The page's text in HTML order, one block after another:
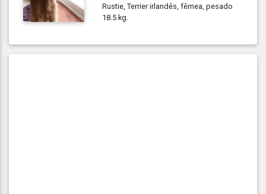
Rustie, Terrier irlandês, fêmea, pesado
18.5 kg.